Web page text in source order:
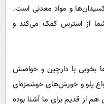
و مواد معدنی است.
از استرس کمک می‌کند و
بخوبی با دارچین و خواصش
پلو و خورش‌های خوشمزه‌ای
از قدیم برای ما آشنا بوده